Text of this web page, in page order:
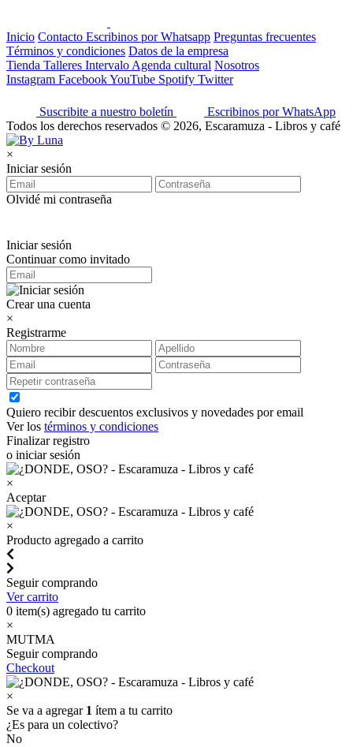
Inicio Contacto Escribinos por Whatsapp Preguntas frecuentes
Términos y condiciones Datos de la empresa
Tienda Talleres Intervalo Agenda cultural Nosotros
Instagram FacebookYouTube Spotify Twitter
Suscribite a nuestro boletín
Escribinos por WhatsApp
Todos los derechos reservados © 2026, Escaramuza - Libros y café
×
Iniciar sesión
Olvidé mi contraseña
Iniciar sesión
Continuar como invitado
Crear una cuenta
×
Registrarme
Quiero recibir descuentos exclusivos y novedades por email
Ver los términos y condiciones
Finalizar registro
o iniciar sesión
×
Aceptar
×
Producto agregado a carrito
Seguir comprando
Ver carrito
0 item(s) agregado tu carrito
×
MUTMA
Seguir comprando
Checkout
×
Se va a agregar 1 ítem a tu carrito
¿Es para un colectivo?
No